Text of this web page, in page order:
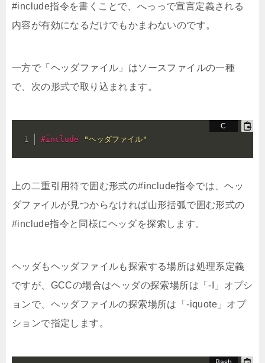
#include指令を書くことで、へっっで宣言定義される
内容が有効になるだけでもかまわないのです。
一方で「ヘッダファイル」はソースファイルの一種
で、次の形式で取り込まれます。
#include "ヘッダファイル"
上の二重引用符で囲む形式の#include指令では、ヘッ
ダファイルが見つからなければ山形括弧で囲む形式の
#include指令と同様にヘッダを探索します。
ヘッダもヘッダファイルも探索する場所は処理系定義
ですが、GCCの場合はヘッダの探索場所は「-I」オプシ
ョンで、ヘッダファイルの探索場所は「-iquote」オプ
ションで指定します。